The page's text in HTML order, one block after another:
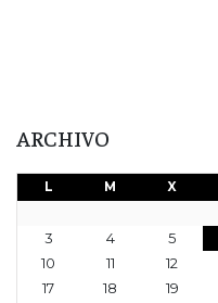
ARCHIVO
L M X
3
4 5
10
11 12
17
18 19